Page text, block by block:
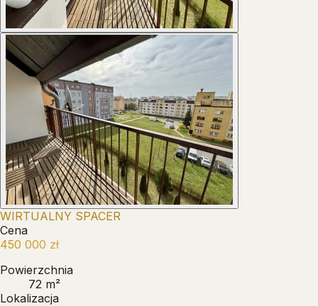
WIRTUALNY SPACER
Cena
450 000 zł
Powierzchnia
72 m²
Lokalizacja